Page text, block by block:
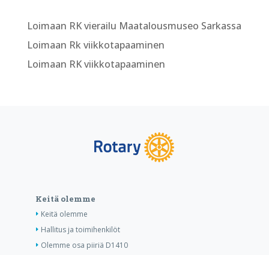
Loimaan RK vierailu Maatalousmuseo Sarkassa
Loimaan Rk viikkotapaaminen
Loimaan RK viikkotapaaminen
Keitä olemme
Keitä olemme
Hallitus ja toimihenkilöt
Olemme osa piiriä D1410